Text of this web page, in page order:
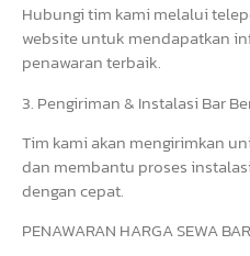
Hubungi tim kami melalui
website untuk mendapatkan
penawaran terbaik.
3. Pengiriman & Instalasi Bar
Tim kami akan mengirimkan
dan membantu proses
dengan cepat.
PENAWARAN HARGA SEWA